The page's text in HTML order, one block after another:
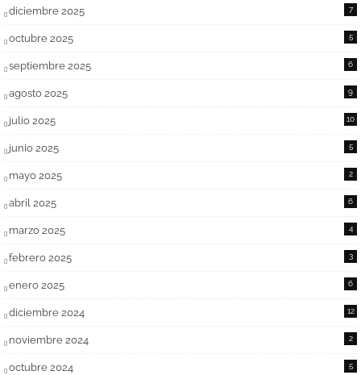
diciembre 2025 7
octubre 2025 5
septiembre 2025 6
agosto 2025 9
julio 2025 10
junio 2025 5
mayo 2025 2
abril 2025 6
marzo 2025 4
febrero 2025 3
enero 2025 6
diciembre 2024 12
noviembre 2024 2
octubre 2024 5